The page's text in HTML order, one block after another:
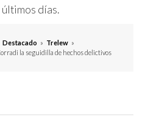
días.
Destacado » Trelew »
la seguidilla de hechos delictivos